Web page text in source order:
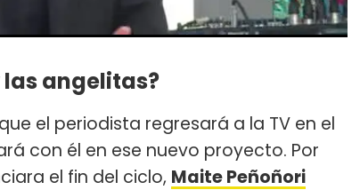
las angelitas?
el periodista regresará a la TV en el
con él en ese nuevo proyecto. Por
el fin del ciclo, Maite Peñoñori